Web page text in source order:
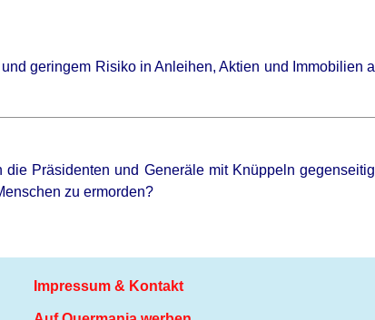
geringem Risiko in Anleihen, Aktien und Immobilien
Präsidenten und Generäle mit Knüppeln
zu ermorden?
Impressum & Kontakt